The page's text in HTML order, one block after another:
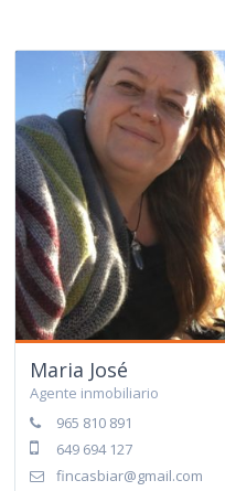
Maria José
Agente inmobiliario
965 810 891
649 694 127
fincasbiar@gmail.com